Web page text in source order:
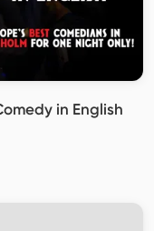
in English